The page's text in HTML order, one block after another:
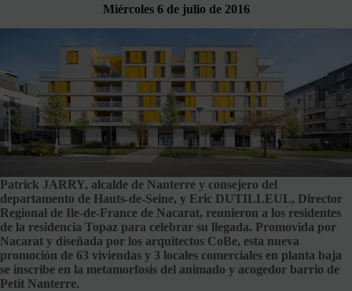
Miércoles 6 de julio de 2016
Patrick JARRY, alcalde de Nanterre y consejero del
departamento de Hauts-de-Seine, y Eric DUTILLEUL, Director
Regional de Ile-de-France de Nacarat, reunieron a los residentes
de la residencia Topaz para celebrar su llegada. Promovida por
Nacarat y diseñada por los arquitectos CoBe, esta nueva
promoción de 63 viviendas y 3 locales comerciales en planta baja
se inscribe en la metamorfosis del animado y acogedor barrio de
Petit Nanterre.